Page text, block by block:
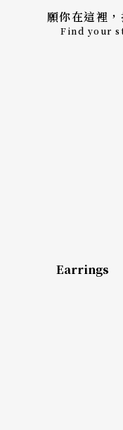
願你在這裡
Find your
Earrings